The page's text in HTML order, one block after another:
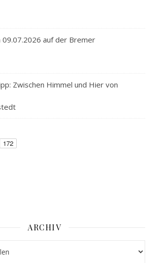
09.07.2026 auf der Bremer
Zwischen Himmel und Hier von
ARCHIV